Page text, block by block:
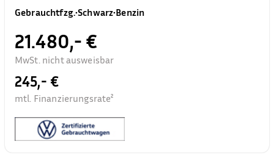
Gebrauchtfzg.•Schwarz•Benzin
21.480,- €
MwSt. nicht ausweisbar
245,- €
mtl. Finanzierungsrate²